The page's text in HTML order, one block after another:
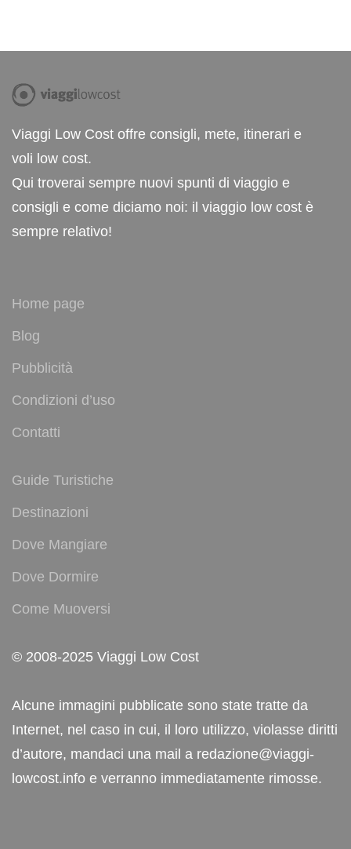
Viaggi Low Cost offre consigli, mete, itinerari e
voli low cost.
Qui troverai sempre nuovi spunti di viaggio e
consigli e come diciamo noi: il viaggio low cost è
sempre relativo!
Home page
Blog
Pubblicità
Condizioni d’uso
Contatti
Guide Turistiche
Destinazioni
Dove Mangiare
Dove Dormire
Come Muoversi
© 2008-2025 Viaggi Low Cost
Alcune immagini pubblicate sono state tratte da
Internet, nel caso in cui, il loro utilizzo, violasse diritti
d’autore, mandaci una mail a redazione@viaggi-
lowcost.info e verranno immediatamente rimosse.